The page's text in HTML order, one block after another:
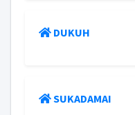
DUKUH
SUKADAMAI